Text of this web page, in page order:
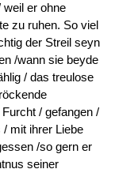
er ohne
zu ruhen. So viel
der Streil seyn
/wann sie beyde
/ das treulose
/ gefangen /
mit ihrer Liebe
/so gern er
seiner